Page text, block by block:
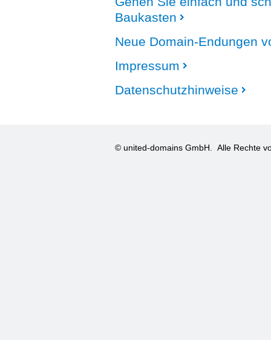
Baukasten
Neue Domain-Endungen
Impressum
Datenschutzhinweise
© united-domains GmbH. Alle Rechte